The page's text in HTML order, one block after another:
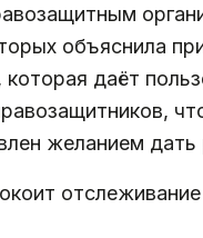
объяснила
даёт
желанием